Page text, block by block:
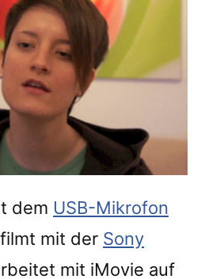
dem USB-Mikrofon
mit der Sony
mit iMovie auf